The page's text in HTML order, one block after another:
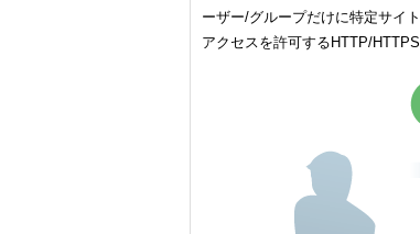
ーザー/グループだけに特定サイ
アクセスを許可するHTTP/